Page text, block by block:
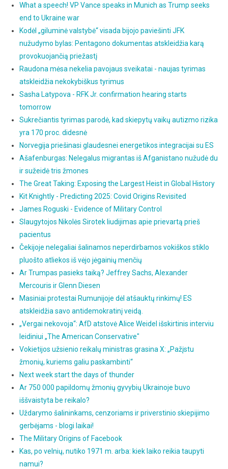
What a speech! VP Vance speaks in Munich as Trump seeks
end to Ukraine war
Kodėl „giluminė valstybė“ visada bijojo paviešinti JFK
nužudymo bylas: Pentagono dokumentas atskleidžia karą
provokuojančią priežastį
Raudona mėsa nekelia pavojaus sveikatai - naujas tyrimas
atskleidžia nekokybiškus tyrimus
Sasha Latypova - RFK Jr. confirmation hearing starts
tomorrow
Sukrečiantis tyrimas parodė, kad skiepytų vaikų autizmo rizika
yra 170 proc. didesnė
Norvegija priešinasi glaudesnei energetikos integracijai su ES
Ašafenburgas: Nelegalus migrantas iš Afganistano nužudė du
ir sužeidė tris žmones
The Great Taking: Exposing the Largest Heist in Global History
Kit Knightly - Predicting 2025: Covid Origins Revisited
James Roguski - Evidence of Military Control
Slaugytojos Nikolės Sirotek liudijimas apie prievartą prieš
pacientus
Čekijoje nelegaliai šalinamos neperdirbamos vokiškos stiklo
pluošto atliekos iš vėjo jėgainių menčių
Ar Trumpas pasieks taiką? Jeffrey Sachs, Alexander
Mercouris ir Glenn Diesen
Masiniai protestai Rumunijoje dėl atšauktų rinkimų! ES
atskleidžia savo antidemokratinį veidą.
„Vergai nekovoja“: AfD atstovė Alice Weidel išskirtinis interviu
leidiniui „The American Conservative"
Vokietijos užsienio reikalų ministras grasina X: „Pažįstu
žmonių, kuriems galiu paskambinti“
Next week start the days of thunder
Ar 750 000 papildomų žmonių gyvybių Ukrainoje buvo
iššvaistyta be reikalo?
Uždarymo šalininkams, cenzoriams ir priverstinio skiepijimo
gerbėjams - blogi laikai!
The Military Origins of Facebook
Kas, po velnių, nutiko 1971 m. arba: kiek laiko reikia taupyti
namui?